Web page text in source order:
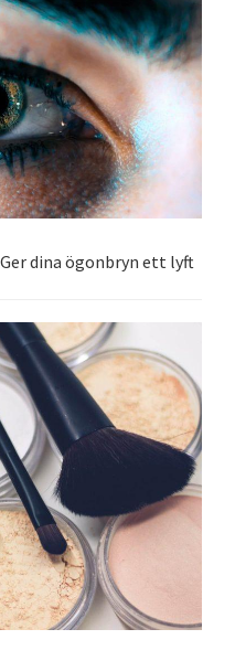
dina ögonbryn ett lyft